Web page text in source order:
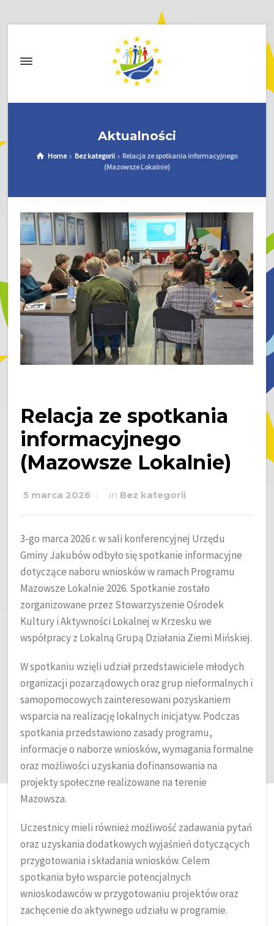
Aktualności
Home Bez kategorii
Relacja ze spotkania informacyjnego
(Mazowsze Lokalnie)
Relacja ze spotkania
informacyjnego
(Mazowsze Lokalnie)
5 marca 2026 in Bez kategorii
3-go marca 2026 r. w sali konferencyjnej Urzędu
Gminy Jakubów odbyło się spotkanie informacyjne
dotyczące naboru wniosków w ramach Programu
Mazowsze Lokalnie 2026. Spotkanie zostało
zorganizowane przez Stowarzyszenie Ośrodek
Kultury i Aktywności Lokalnej w Krzesku we
współpracy z Lokalną Grupą Działania Ziemi Mińskiej.
W spotkaniu wzięli udział przedstawiciele młodych
organizacji pozarządowych oraz grup nieformalnych i
samopomocowych zainteresowani pozyskaniem
wsparcia na realizację lokalnych inicjatyw. Podczas
spotkania przedstawiono zasady programu,
informacje o naborze wniosków, wymagania formalne
oraz możliwości uzyskania dofinansowania na
projekty społeczne realizowane na terenie
Mazowsza.
Uczestnicy mieli również możliwość zadawania pytań
oraz uzyskania dodatkowych wyjaśnień dotyczących
przygotowania i składania wniosków. Celem
spotkania było wsparcie potencjalnych
wnioskodawców w przygotowaniu projektów oraz
zachęcenie do aktywnego udziału w programie.